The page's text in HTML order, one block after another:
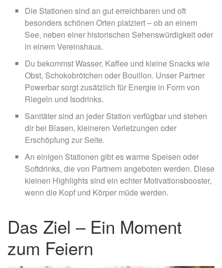
Die Stationen sind an gut erreichbaren und oft
besonders schönen Orten platziert – ob an einem
See, neben einer historischen Sehenswürdigkeit oder
in einem Vereinshaus.
Du bekommst Wasser, Kaffee und kleine Snacks wie
Obst, Schokobrötchen oder Bouillon. Unser Partner
Powerbar sorgt zusätzlich für Energie in Form von
Riegeln und Isodrinks.
Sanitäter sind an jeder Station verfügbar und stehen
dir bei Blasen, kleineren Verletzungen oder
Erschöpfung zur Seite.
An einigen Stationen gibt es warme Speisen oder
Softdrinks, die von Partnern angeboten werden. Diese
kleinen Highlights sind ein echter Motivationsbooster,
wenn die Kopf und Körper müde werden.
Das Ziel – Ein Moment
zum Feiern